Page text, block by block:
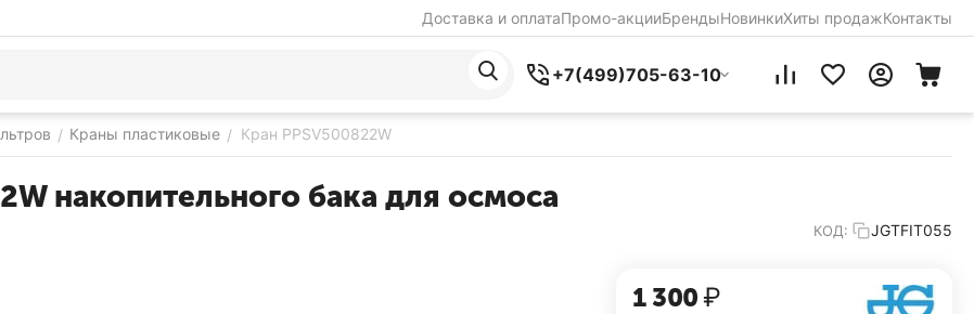
Доставка и оплатаПромо-акцииБрендыНовинкиХиты продажКонтакты
+7(499)705-63-10
/ Краны пластиковые / Кран PPSV500822W
накопительного бака для осмоса
КОД: JGTFIT055
1 300₽